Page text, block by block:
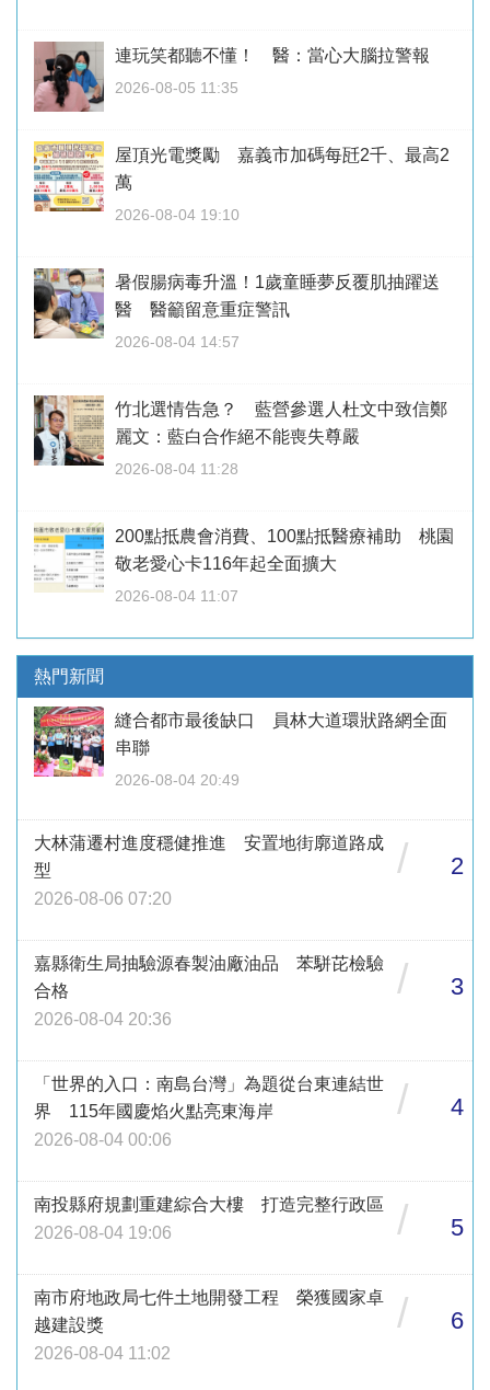
連玩笑都聽不懂！ 醫：當心大腦拉警報
2026-08-05 11:35
屋頂光電獎勵 嘉義市加碼每瓩2千、最高2
萬
2026-08-04 19:10
暑假腸病毒升溫！1歲童睡夢反覆肌抽躍送
醫 醫籲留意重症警訊
2026-08-04 14:57
竹北選情告急？ 藍營參選人杜文中致信鄭
麗文：藍白合作絕不能喪失尊嚴
2026-08-04 11:28
200點抵農會消費、100點抵醫療補助 桃園
敬老愛心卡116年起全面擴大
2026-08-04 11:07
熱門新聞
縫合都市最後缺口 員林大道環狀路網全面
串聯
2026-08-04 20:49
大林蒲遷村進度穩健推進 安置地街廓道路成
型
2026-08-06 07:20
/ 2
嘉縣衛生局抽驗源春製油廠油品 苯駢芘檢驗
合格
2026-08-04 20:36
/ 3
「世界的入口：南島台灣」為題從台東連結世
界 115年國慶焰火點亮東海岸
2026-08-04 00:06
/ 4
南投縣府規劃重建綜合大樓 打造完整行政區
2026-08-04 19:06
/ 5
南市府地政局七件土地開發工程 榮獲國家卓
越建設獎
2026-08-04 11:02
/ 6